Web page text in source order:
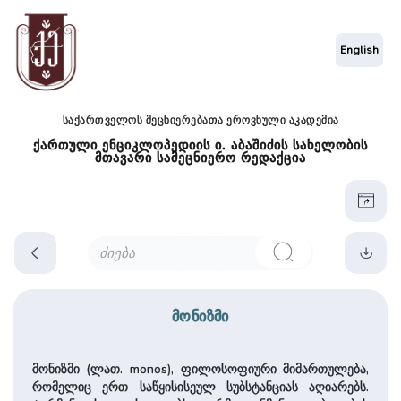
საქართველოს მეცნიერებათა ეროვნული აკადემია
ქართული ენციკლოპედიის ი. აბაშიძის სახელობის
მთავარი სამეცნიერო რედაქცია
English
მონიზმი
მონიზმი (ლათ. monos), ფილოსოფიური მიმართულება,
რომელიც ერთ საწყისისეულ სუბსტანციას აღიარებს.